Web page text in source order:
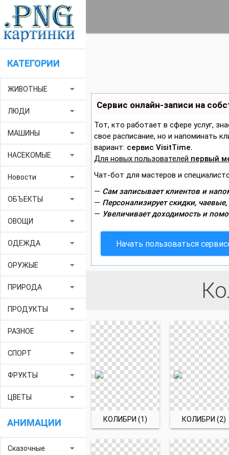
КАТЕГОРИИ
ЖИВОТНЫЕ arrow_drop_down
ЛЮДИ arrow_drop_down
МАШИНЫ arrow_drop_down
НАСЕКОМЫЕ arrow_drop_down
Новости arrow_drop_down
ОБЪЕКТЫ arrow_drop_down
ОВОЩИ arrow_drop_down
ОДЕЖДА arrow_drop_down
ОРУЖЫЕ arrow_drop_down
ПРИРОДА arrow_drop_down
ПРОДУКТЫ arrow_drop_down
РАЗНОЕ arrow_drop_down
СПОРТ arrow_drop_down
ФРУКТЫ arrow_drop_down
ЦВЕТЫ arrow_drop_down
АНИМАЦИИ
Сказочные arrow_drop_down
Сервис онлайн-записи на
Тот, кто работает в сфере услуг,
свое расписание, но и напоминать
вариант: сервис VisitTime.
Для новых пользователей первый
Чат-бот для мастеров и
— Сам записывает клиентов и
— Персонализирует скидки,
— Увеличивает доходимость и
Начать пользоваться
КОЛИБРИ (1) КОЛИБРИ (2)